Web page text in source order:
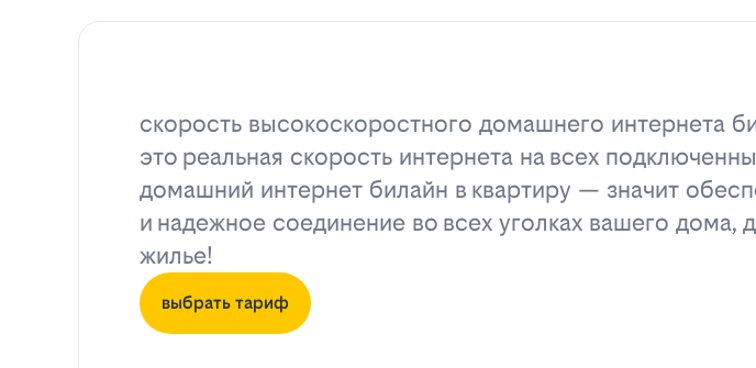
скорость высокоскоростного домашнего интернета
это реальная скорость интернета на всех
домашний интернет билайн в квартиру — значит
и надежное соединение во всех уголках вашего дома,
жилье!
выбрать тариф